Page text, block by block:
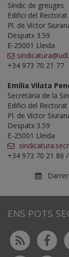
Síndic de greuges
Edifici del Rectorat
Pl. de Víctor
Despatx 3.59
E-25001 Lleida
+34 973 70 21 77
Emília Vilata
Secretària de la
Edifici del Rectorat
Pl. de Víctor
Despatx 3.59
E-25001 Lleida
+34 973 70 21 86
ENS POTS
Rss